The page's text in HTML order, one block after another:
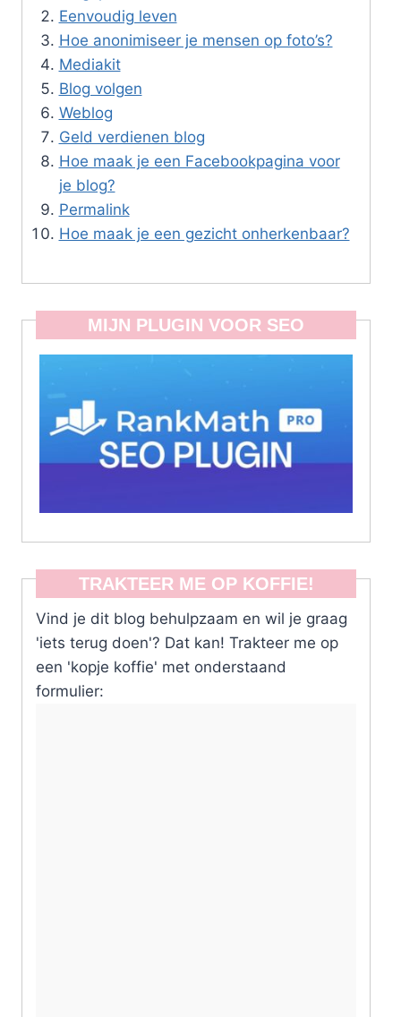
Eenvoudig leven
Hoe anonimiseer je mensen op foto’s?
Mediakit
Blog volgen
Weblog
Geld verdienen blog
Hoe maak je een Facebookpagina voor
je blog?
Permalink
Hoe maak je een gezicht onherkenbaar?
MIJN PLUGIN VOOR SEO
TRAKTEER ME OP KOFFIE!
Vind je dit blog behulpzaam en wil je graag
'iets terug doen'? Dat kan! Trakteer me op
een 'kopje koffie' met onderstaand
formulier: